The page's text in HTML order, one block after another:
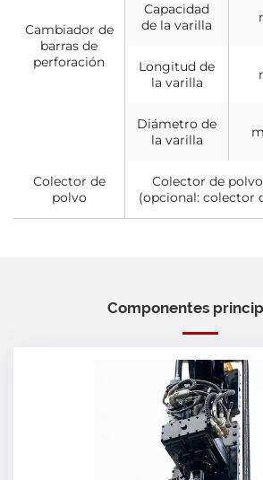
Cambiador de
barras de
perforación
Capacidad
de la varilla
Longitud de
la varilla
Diámetro de
la varilla
Colector de
polvo
Colector de
(opcional: colector
Componentes